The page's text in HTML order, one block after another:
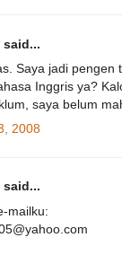
said...
Saya jadi pengen
Inggris ya?
saya belum
2008
said...
mailku: